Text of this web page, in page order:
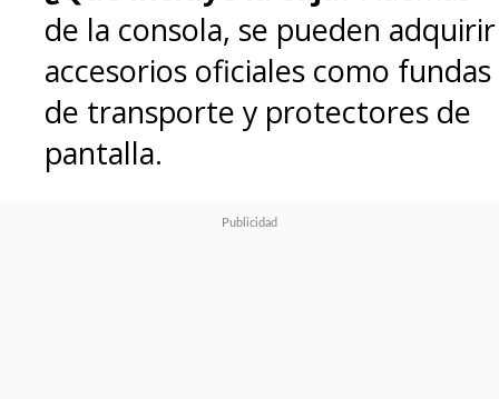
de la consola, se pueden adquirir
accesorios oficiales como fundas
de transporte y protectores de
pantalla.